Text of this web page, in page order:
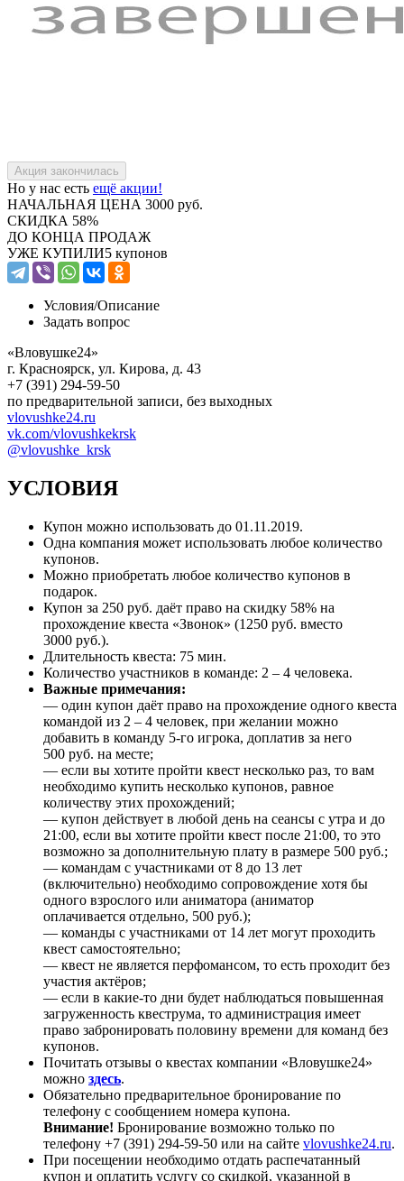
Но у нас есть ещё акции!
НАЧАЛЬНАЯ ЦЕНА 3000 руб.
СКИДКА 58%
ДО КОНЦА ПРОДАЖ
УЖЕ КУПИЛИ5 купонов
Условия/Описание
Задать вопрос
«Вловушке24»
г. Красноярск, ул. Кирова, д. 43
+7 (391) 294-59-50
по предварительной записи, без выходных
vlovushke24.ru
vk.com/vlovushkekrsk
@vlovushke_krsk
УСЛОВИЯ
Купон можно использовать до 01.11.2019.
Одна компания может использовать любое количество
купонов.
Можно приобретать любое количество купонов в
подарок.
Купон за 250 руб. даёт право на скидку 58% на
прохождение квеста «Звонок» (1250 руб. вместо
3000 руб.).
Длительность квеста: 75 мин.
Количество участников в команде: 2 – 4 человека.
Важные примечания:
— один купон даёт право на прохождение одного квеста
командой из 2 – 4 человек, при желании можно
добавить в команду 5-го игрока, доплатив за него
500 руб. на месте;
— если вы хотите пройти квест несколько раз, то вам
необходимо купить несколько купонов, равное
количеству этих прохождений;
— купон действует в любой день на сеансы с утра и до
21:00, если вы хотите пройти квест после 21:00, то это
возможно за дополнительную плату в размере 500 руб.;
— командам с участниками от 8 до 13 лет
(включительно) необходимо сопровождение хотя бы
одного взрослого или аниматора (аниматор
оплачивается отдельно, 500 руб.);
— команды с участниками от 14 лет могут проходить
квест самостоятельно;
— квест не является перфомансом, то есть проходит без
участия актёров;
— если в какие-то дни будет наблюдаться повышенная
загруженность квеструма, то администрация имеет
право забронировать половину времени для команд без
купонов.
Почитать отзывы о квестах компании «Вловушке24»
можно здесь.
Обязательно предварительное бронирование по
телефону с сообщением номера купона.
Внимание! Бронирование возможно только по
телефону +7 (391) 294-59-50 или на сайте vlovushke24.ru.
При посещении необходимо отдать распечатанный
купон и оплатить услугу со скидкой, указанной в